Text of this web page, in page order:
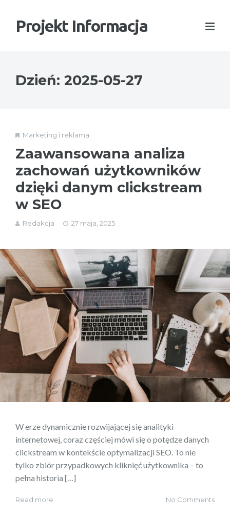
Projekt Informacja
Dzień: 2025-05-27
Marketing i reklama
Zaawansowana analiza
zachowań użytkowników
dzięki danym clickstream
w SEO
Redakcja 27 maja, 2025
W erze dynamicznie rozwijającej się analityki
internetowej, coraz częściej mówi się o potędze danych
clickstream w kontekście optymalizacji SEO. To nie
tylko zbiór przypadkowych kliknięć użytkownika – to
pełna historia […]
Read more No Comments